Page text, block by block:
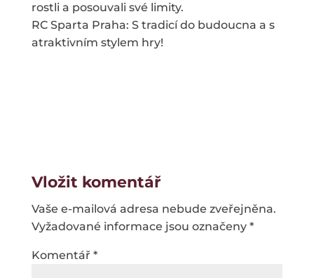
rostli a posouvali své limity.
RC Sparta Praha: S tradicí do budoucna a s
atraktivním stylem hry!
Vložit komentář
Vaše e-mailová adresa nebude zveřejněna.
Vyžadované informace jsou označeny *
Komentář *